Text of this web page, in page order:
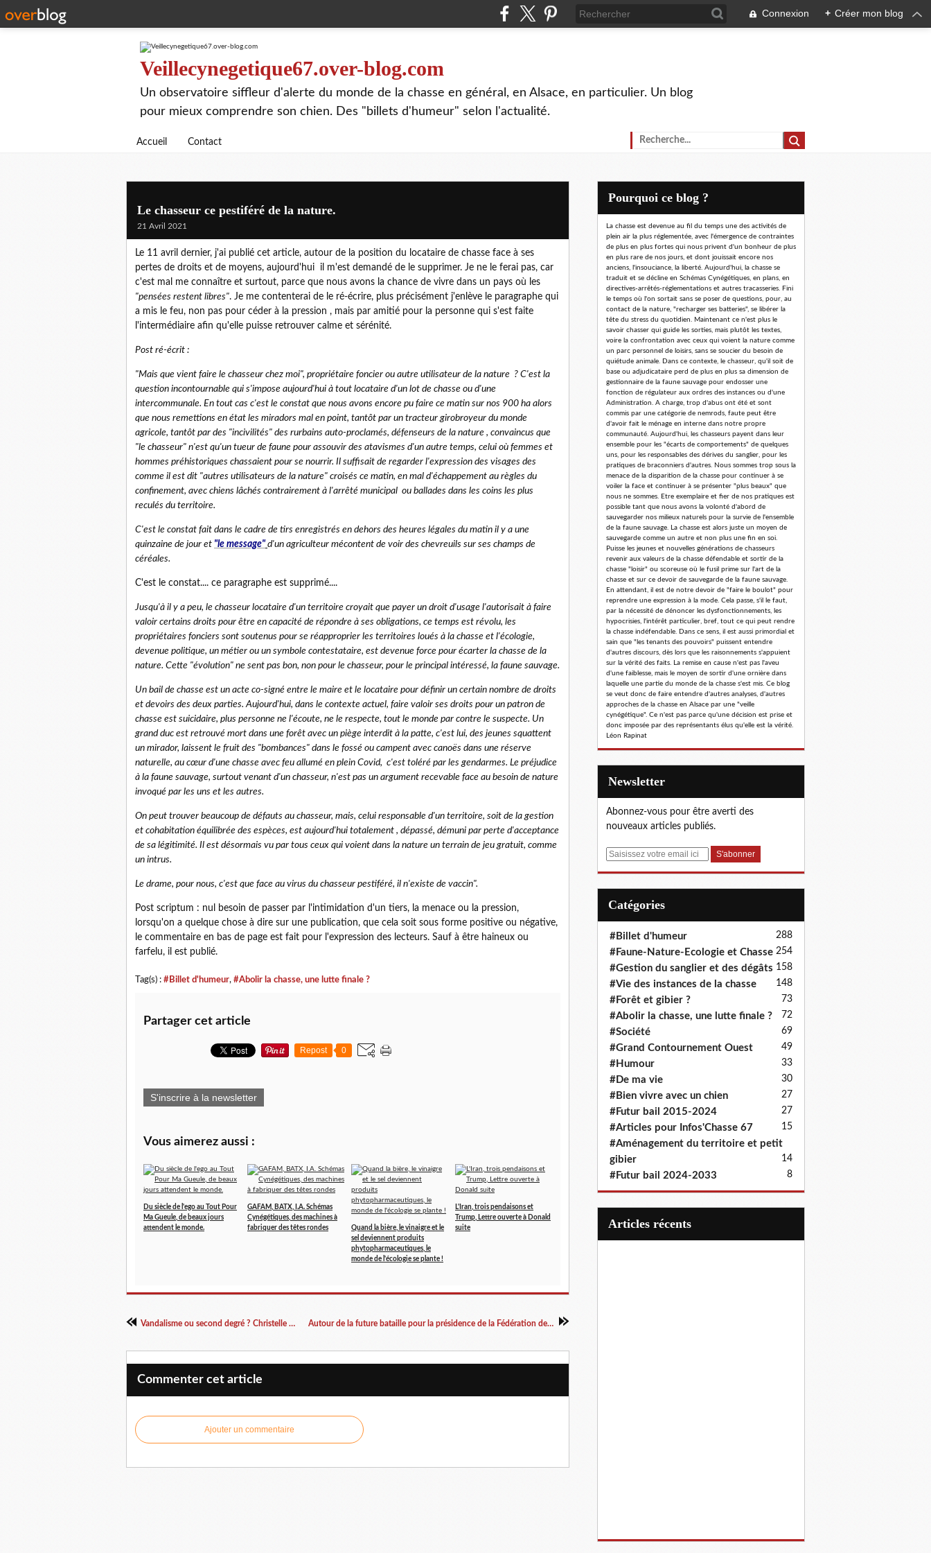
Connexion + Créer mon blog
Veillecynegetique67.over-blog.com
Un observatoire siffleur d'alerte du monde de la chasse en général, en Alsace, en particulier. Un blog
pour mieux comprendre son chien. Des "billets d'humeur" selon l'actualité.
Accueil Contact
Le chasseur ce pestiféré de la nature.
21 Avril 2021
Le 11 avril dernier, j'ai publié cet article, autour de la position du locataire de chasse face à ses
pertes de droits et de moyens, aujourd'hui il m'est demandé de le supprimer. Je ne le ferai pas, car
c'est mal me connaître et surtout, parce que nous avons la chance de vivre dans un pays où les
"pensées restent libres". Je me contenterai de le ré-écrire, plus précisément j'enlève le paragraphe qui
a mis le feu, non pas pour céder à la pression , mais par amitié pour la personne qui s'est faite
l'intermédiaire afin qu'elle puisse retrouver calme et sérénité.
Post ré-écrit :
"Mais que vient faire le chasseur chez moi", propriétaire foncier ou autre utilisateur de la nature ? C'est la
question incontournable qui s'impose aujourd'hui à tout locataire d'un lot de chasse ou d'une
intercommunale. En tout cas c'est le constat que nous avons encore pu faire ce matin sur nos 900 ha alors
que nous remettions en état les miradors mal en point, tantôt par un tracteur girobroyeur du monde
agricole, tantôt par des "incivilités" des rurbains auto-proclamés, défenseurs de la nature , convaincus que
"le chasseur" n'est qu'un tueur de faune pour assouvir des atavismes d'un autre temps, celui où femmes et
hommes préhistoriques chassaient pour se nourrir. Il suffisait de regarder l'expression des visages des
comme il est dit "autres utilisateurs de la nature" croisés ce matin, en mal d'échappement au règles du
confinement, avec chiens lâchés contrairement à l'arrêté municipal ou ballades dans les coins les plus
reculés du territoire.
C'est le constat fait dans le cadre de tirs enregistrés en dehors des heures légales du matin il y a une
quinzaine de jour et "le message" d'un agriculteur mécontent de voir des chevreuils sur ses champs de
céréales.
C'est le constat.... ce paragraphe est supprimé....
Jusqu'à il y a peu, le chasseur locataire d'un territoire croyait que payer un droit d'usage l'autorisait à faire
valoir certains droits pour être en capacité de répondre à ses obligations, ce temps est révolu, les
propriétaires fonciers sont soutenus pour se réapproprier les territoires loués à la chasse et l'écologie,
devenue politique, un métier ou un symbole contestataire, est devenue force pour écarter la chasse de la
nature. Cette "évolution" ne sent pas bon, non pour le chasseur, pour le principal intéressé, la faune sauvage.
Un bail de chasse est un acte co-signé entre le maire et le locataire pour définir un certain nombre de droits
et devoirs des deux parties. Aujourd'hui, dans le contexte actuel, faire valoir ses droits pour un patron de
chasse est suicidaire, plus personne ne l'écoute, ne le respecte, tout le monde par contre le suspecte. Un
grand duc est retrouvé mort dans une forêt avec un piège interdit à la patte, c'est lui, des jeunes squattent
un mirador, laissent le fruit des "bombances" dans le fossé ou campent avec canoës dans une réserve
naturelle, au cœur d'une chasse avec feu allumé en plein Covid, c'est toléré par les gendarmes. Le préjudice
à la faune sauvage, surtout venant d'un chasseur, n'est pas un argument recevable face au besoin de nature
invoqué par les uns et les autres.
On peut trouver beaucoup de défauts au chasseur, mais, celui responsable d'un territoire, soit de la gestion
et cohabitation équilibrée des espèces, est aujourd'hui totalement , dépassé, démuni par perte d'acceptance
de sa légitimité. Il est désormais vu par tous ceux qui voient dans la nature un terrain de jeu gratuit, comme
un intrus.
Le drame, pour nous, c'est que face au virus du chasseur pestiféré, il n'existe de vaccin".
Post scriptum : nul besoin de passer par l'intimidation d'un tiers, la menace ou la pression,
lorsqu'on a quelque chose à dire sur une publication, que cela soit sous forme positive ou négative,
le commentaire en bas de page est fait pour l'expression des lecteurs. Sauf à être haineux ou
farfelu, il est publié.
Tag(s) : #Billet d'humeur, #Abolir la chasse, une lutte finale ?
Partager cet article
Repost 0
S'inscrire à la newsletter
Vous aimerez aussi :
Du siècle de l'ego au Tout Pour
Ma Gueule, de beaux jours
attendent le monde.
GAFAM, BATX, I.A. Schémas
Cynégétiques, des machines à
fabriquer des têtes rondes
Quand la bière, le vinaigre et le
sel deviennent produits
phytopharmaceutiques, le
monde de l'écologie se plante !
L'Iran, trois pendaisons et
Trump, Lettre ouverte à Donald
suite
Vandalisme ou second degré ? Christelle Sturtz fait le buzz Autour de la future bataille pour la présidence de la Fédération des chasseurs du Bas-Rhin
Commenter cet article
Ajouter un commentaire
Pourquoi ce blog ?
La chasse est devenue au fil du temps une des activités de
plein air la plus réglementée, avec l'émergence de contraintes
de plus en plus fortes qui nous privent d'un bonheur de plus
en plus rare de nos jours, et dont jouissait encore nos
anciens, l'insouciance, la liberté. Aujourd'hui, la chasse se
traduit et se décline en Schémas Cynégétiques, en plans, en
directives-arrêtés-réglementations et autres tracasseries. Fini
le temps où l'on sortait sans se poser de questions, pour, au
contact de la nature, "recharger ses batteries", se libérer la
tête du stress du quotidien. Maintenant ce n'est plus le
savoir chasser qui guide les sorties, mais plutôt les textes,
voire la confrontation avec ceux qui voient la nature comme
un parc personnel de loisirs, sans se soucier du besoin de
quiétude animale. Dans ce contexte, le chasseur, qu'il soit de
base ou adjudicataire perd de plus en plus sa dimension de
gestionnaire de la faune sauvage pour endosser une
fonction de régulateur aux ordres des instances ou d'une
Administration. A charge, trop d'abus ont été et sont
commis par une catégorie de nemrods, faute peut être
d'avoir fait le ménage en interne dans notre propre
communauté. Aujourd'hui, les chasseurs payent dans leur
ensemble pour les "écarts de comportements" de quelques
uns, pour les responsables des dérives du sanglier, pour les
pratiques de braconniers d'autres. Nous sommes trop sous la
menace de la disparition de la chasse pour continuer à se
voiler la face et continuer à se présenter "plus beaux" que
nous ne sommes. Etre exemplaire et fier de nos pratiques est
possible tant que nous avons la volonté d'abord de
sauvegarder nos milieux naturels pour la survie de l'ensemble
de la faune sauvage. La chasse est alors juste un moyen de
sauvegarde comme un autre et non plus une fin en soi.
Puisse les jeunes et nouvelles générations de chasseurs
revenir aux valeurs de la chasse défendable et sortir de la
chasse "loisir" ou scoreuse où le fusil prime sur l'art de la
chasse et sur ce devoir de sauvegarde de la faune sauvage.
En attendant, il est de notre devoir de "faire le boulot" pour
reprendre une expression à la mode. Cela passe, s'il le faut,
par la nécessité de dénoncer les dysfonctionnements, les
hypocrisies, l'intérêt particulier, bref, tout ce qui peut rendre
la chasse indéfendable. Dans ce sens, il est aussi primordial et
sain que "les tenants des pouvoirs" puissent entendre
d'autres discours, dès lors que les raisonnements s'appuient
sur la vérité des faits. La remise en cause n'est pas l'aveu
d'une faiblesse, mais le moyen de sortir d'une ornière dans
laquelle une partie du monde de la chasse s'est mis. Ce blog
se veut donc de faire entendre d'autres analyses, d'autres
approches de la chasse en Alsace par une "veille
cynégétique". Ce n'est pas parce qu'une décision est prise et
donc imposée par des représentants élus qu'elle est la vérité.
Léon Rapinat
Newsletter
Abonnez-vous pour être averti des
nouveaux articles publiés.
E
Catégories
#Billet d'humeur 288
#Faune-Nature-Ecologie et Chasse 254
#Gestion du sanglier et des dégâts 158
#Vie des instances de la chasse 148
#Forêt et gibier ? 73
#Abolir la chasse, une lutte finale ? 72
#Société 69
#Grand Contournement Ouest 49
#Humour 33
#De ma vie 30
#Bien vivre avec un chien 27
#Futur bail 2015-2024 27
#Articles pour Infos'Chasse 67 15
#Aménagement du territoire et petit
gibier
14
#Futur bail 2024-2033 8
articles récents